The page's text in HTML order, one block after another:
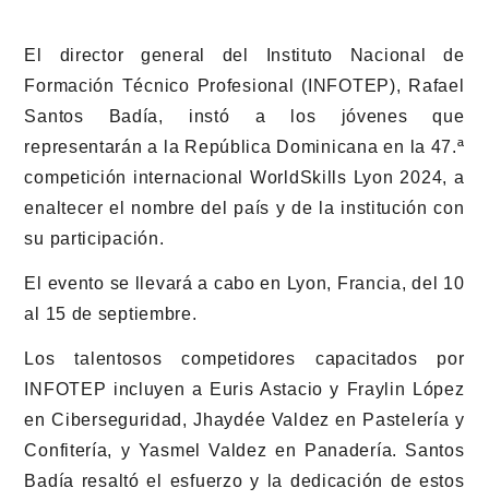
El director general del Instituto Nacional de
Formación Técnico Profesional (INFOTEP), Rafael
Santos Badía, instó a los jóvenes que
representarán a la República Dominicana en la 47.ª
competición internacional WorldSkills Lyon 2024, a
enaltecer el nombre del país y de la institución con
su participación.
El evento se llevará a cabo en Lyon, Francia, del 10
al 15 de septiembre.
Los talentosos competidores capacitados por
INFOTEP incluyen a Euris Astacio y Fraylin López
en Ciberseguridad, Jhaydée Valdez en Pastelería y
Confitería, y Yasmel Valdez en Panadería. Santos
Badía resaltó el esfuerzo y la dedicación de estos